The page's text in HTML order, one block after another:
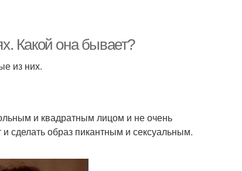
Какой она бывает?
из них.
и квадратным лицом и не очень
сделать образ пикантным и сексуальным.